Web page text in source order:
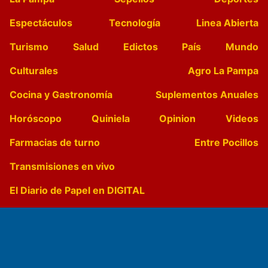
Espectáculos
Tecnología
Linea Abierta
Turismo
Salud Edictos País
Mundo
Culturales
Agro La Pampa
Cocina y Gastronomía
Suplementos Anuales
Horóscopo
Quiniela Opinion
Videos
Farmacias de turno
Entre Pocillos
Transmisiones en vivo
El Diario de Papel en DIGITAL